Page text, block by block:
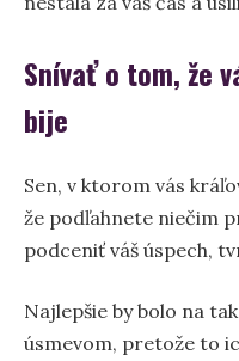
Snívať o tom, že
bije
Sen, v ktorom vás
že podľahnete niečim
podceniť váš úspech,
Najlepšie by bolo na
úsmevom, pretože to